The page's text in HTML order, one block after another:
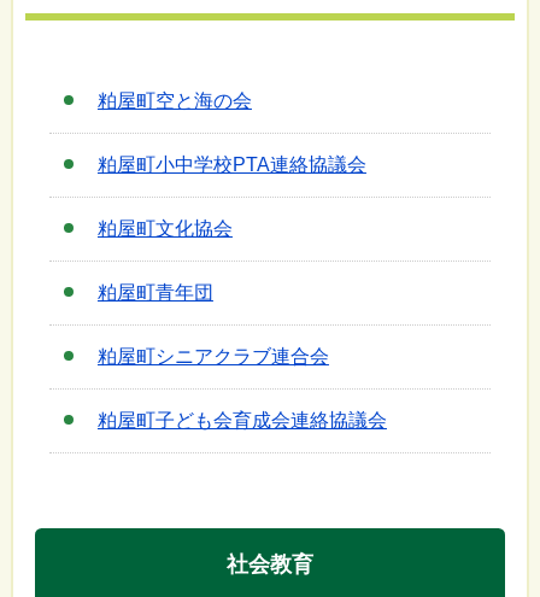
粕屋町空と海の会
粕屋町小中学校PTA連絡協議会
粕屋町文化協会
粕屋町青年団
粕屋町シニアクラブ連合会
粕屋町子ども会育成会連絡協議会
社会教育